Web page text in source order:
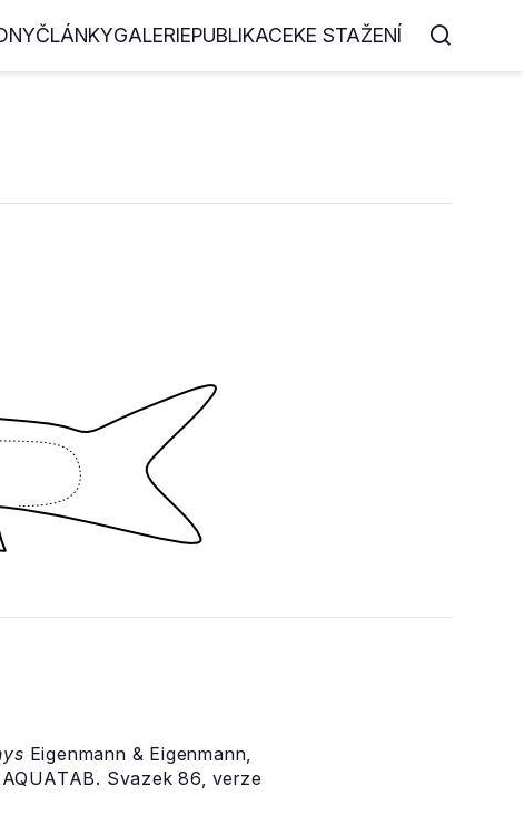
ČLÁNKYGALERIEPUBLIKACEKE STAŽENÍ
Eigenmann & Eigenmann,
Svazek 86, verze